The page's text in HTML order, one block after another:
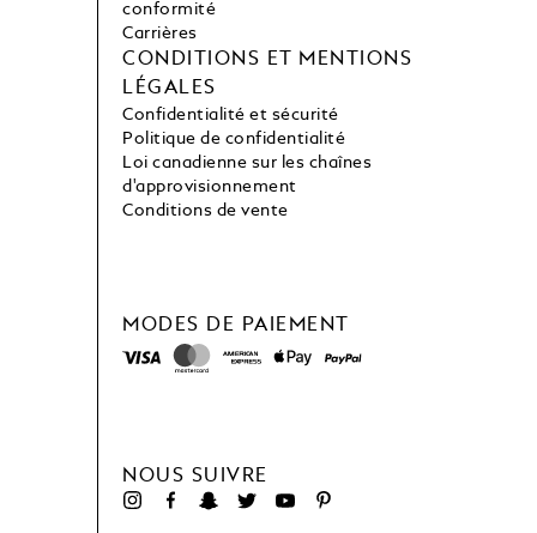
MODES DE PAIEMENT
NOUS SUIVRE
conformité
Carrières
CONDITIONS ET MENTIONS
LÉGALES
Confidentialité et sécurité
Politique de confidentialité
Loi canadienne sur les chaînes
d'approvisionnement
Conditions de vente